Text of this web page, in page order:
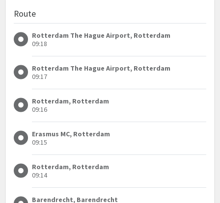
Route
Rotterdam The Hague Airport, Rotterdam
09:18
Rotterdam The Hague Airport, Rotterdam
09:17
Rotterdam, Rotterdam
09:16
Erasmus MC, Rotterdam
09:15
Rotterdam, Rotterdam
09:14
Barendrecht, Barendrecht